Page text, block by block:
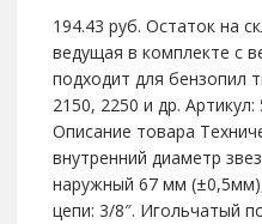
194.43 руб. Остаток на
ведущая в комплекте с
подходит для бензопил
2150, 2250 и др.
Описание товара
внутренний диаметр
наружный 67 мм
цепи: 3/8″. Игольчатый